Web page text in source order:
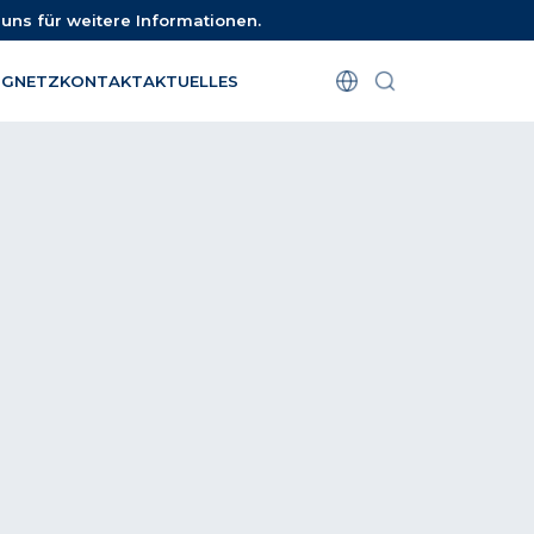
für weitere Informationen.
NETZKONTAKTAKTUELLES